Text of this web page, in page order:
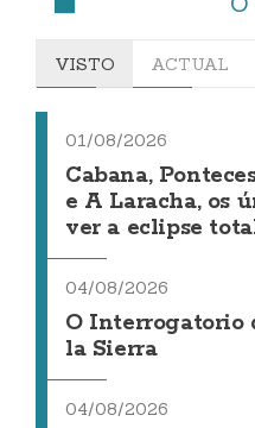
VISTO ACTUAL
01/08/2026
Cabana,
e A Laracha, os
ver a eclipse
04/08/2026
O Interrogatorio
la Sierra
04/08/2026